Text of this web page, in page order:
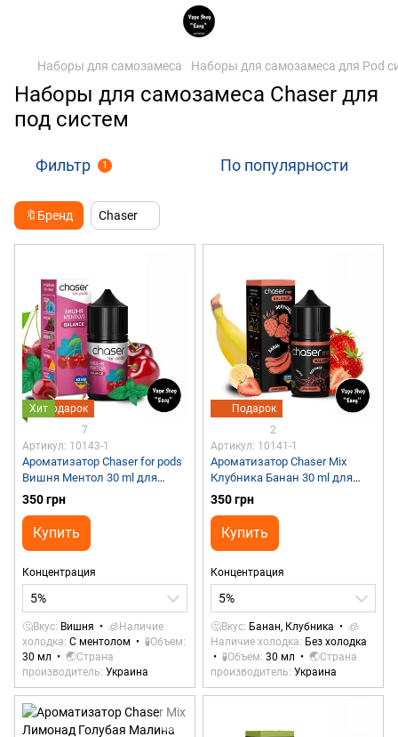
Наборы для самозамеса Наборы для самозамеса для Pod
Наборы для самозамеса Chaser для
под систем
Фильтр 1 По популярности
🔖Бренд Chaser
Подарок
Хит
7
Артикул: 10143-1
Ароматизатор Chaser for pods
Вишня Ментол 30 ml для
самозамеса
350 грн
Купить
Концентрация
5%
🤔Вкус Вишня
🧊Наличие
холодка С ментолом
🧪Объем
30 мл
🌏Страна
производитель Украина
Подарок
2
Артикул: 10141-1
Ароматизатор Chaser Mix
Клубника Банан 30 ml для
самозамеса
350 грн
Купить
Концентрация
5%
🤔Вкус Банан, Клубника
🧊
Наличие холодка
Без холодка
🧪Объем 30 мл
🌏Страна
производитель Украина